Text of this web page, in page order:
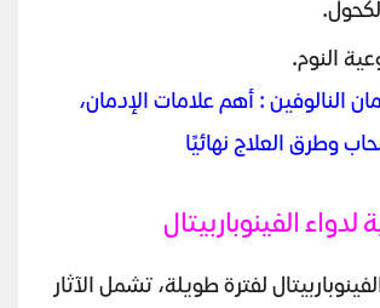
النوم.
النالوفين : أهم علامات الإدمان،
وطرق العلاج نهائيًا
لدواء الفينوباربيتال
لفترة طويلة، تشمل الآثار